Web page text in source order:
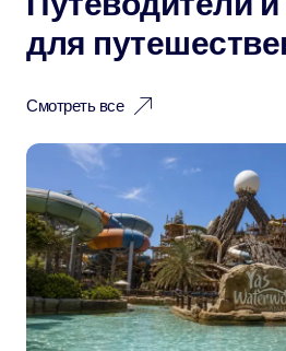
для
Смотреть все